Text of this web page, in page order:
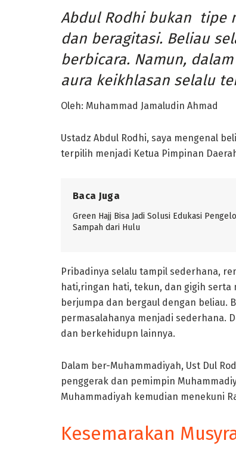
Abdul Rodhi bukan tipe
dan beragitasi. Beliau
berbicara. Namun,
aura keikhlasan selalu
Oleh: Muhammad Jamaludin Ahmad
Ustadz Abdul Rodhi, saya mengenal
terpilih menjadi Ketua Pimpinan
Baca Juga
Green Hajj Bisa Jadi Solusi Edukasi
Sampah dari Hulu
Pribadinya selalu tampil sederhana,
hati,ringan hati, tekun, dan gigih serta
berjumpa dan bergaul dengan beliau.
permasalahanya menjadi sederhana.
dan berkehidupn lainnya.
Dalam ber-Muhammadiyah, Ust Dul
penggerak dan pemimpin
Muhammadiyah kemudian menekuni
Kesemarakan